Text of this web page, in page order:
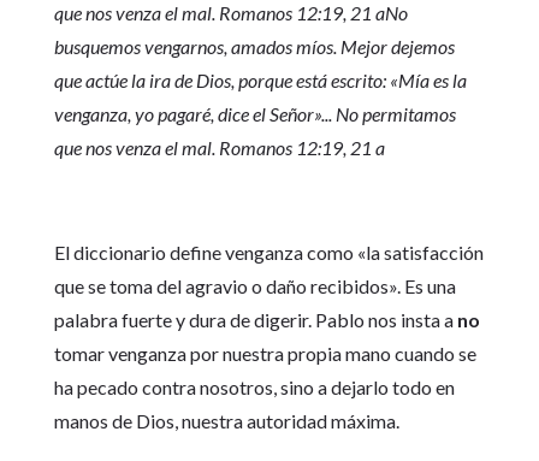
que nos venza el mal. Romanos 12:19, 21 aNo
busquemos vengarnos, amados míos. Mejor dejemos
que actúe la ira de Dios, porque está escrito: «Mía es la
venganza, yo pagaré, dice el Señor»... No permitamos
que nos venza el mal. Romanos 12:19, 21 a
El diccionario define venganza como «la satisfacción
que se toma del agravio o daño recibidos». Es una
palabra fuerte y dura de digerir. Pablo nos insta a no
tomar venganza por nuestra propia mano cuando se
ha pecado contra nosotros, sino a dejarlo todo en
manos de Dios, nuestra autoridad máxima.